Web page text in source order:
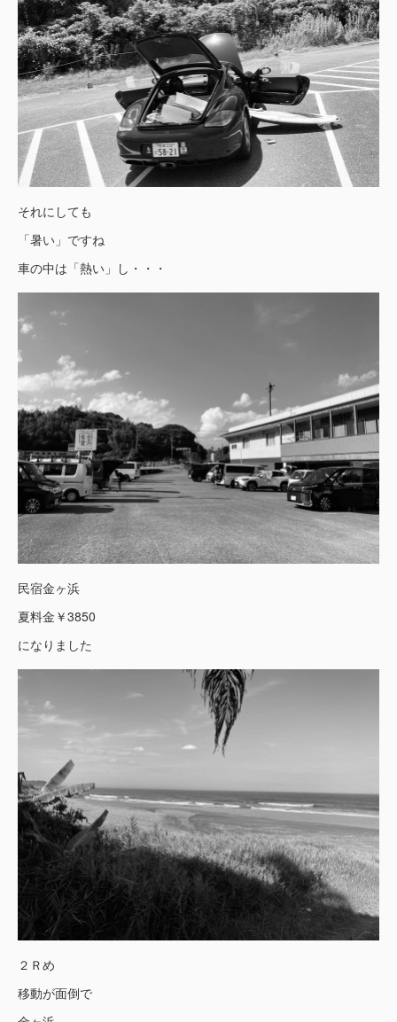
それにしても
「暑い」ですね
車の中は「熱い」し・・・
民宿金ヶ浜
夏料金￥3850
になりました
２Ｒめ
移動が面倒で